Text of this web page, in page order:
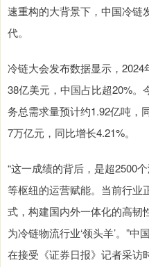
速重构的大背景下，中国冷链
代。
冷链大会发布数据显示，
38亿美元，中国占比超20%。
务总需求量预计约1.92亿吨，
7万亿元，同比增长4.21%。
“这一成绩的背后，是超2500
等枢纽的运营赋能。当前行业
式，构建国内外一体化的高韧
为冷链物流行业‘领头羊’。”
在接受《证券日报》记者采访